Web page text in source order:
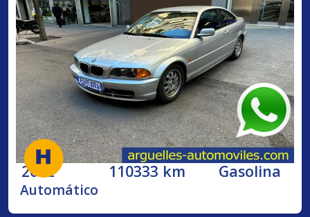
2002 110333 km Gasolina
Automático